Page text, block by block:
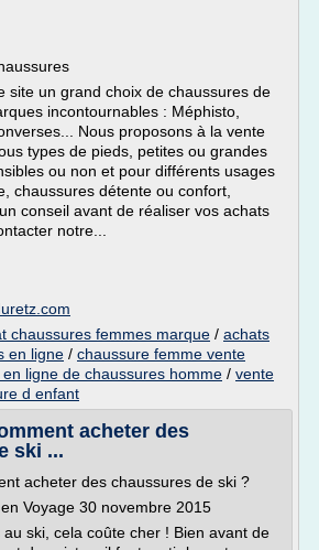
site un grand choix de chaussures de
incontournables : Méphisto,
Nous proposons à la vente
types de pieds, petites ou grandes
ou non et pour différents usages
chaussures détente ou confort,
conseil avant de réaliser vos achats
notre...
chaussures femmes marque / achats
en ligne / chaussure femme vente
ligne de chaussures homme / vente
d enfant
acheter des
ski ...
acheter des chaussures de ski ?
Voyage 30 novembre 2015
ski, cela coûte cher ! Bien avant de